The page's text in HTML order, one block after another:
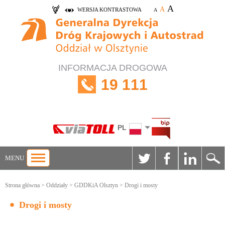
WERSJA KONTRASTOWA A A A
INFORMACJA DROGOWA
19 111
PL
MENU
Strona główna > Oddziały > GDDKiA Olsztyn > Drogi i mosty
Drogi i mosty